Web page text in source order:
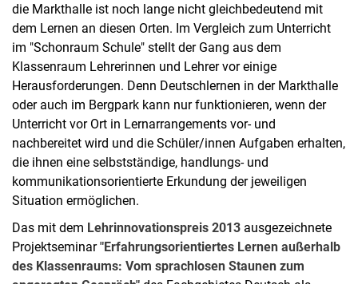
SeiteneinsteigerInnen
„ich-will-deutsch lernen“ mit UMF
Abgeschlossene Projekte
die Markthalle ist noch lange nicht gleichbedeutend mit
dem Lernen an diesen Orten. Im Vergleich zum Unterricht
im "Schonraum Schule" stellt der Gang aus dem
Klassenraum Lehrerinnen und Lehrer vor einige
Herausforderungen. Denn Deutschlernen in der Markthalle
oder auch im Bergpark kann nur funktionieren, wenn der
Unterricht vor Ort in Lernarrangements vor- und
nachbereitet wird und die Schüler/innen Aufgaben erhalten,
die ihnen eine selbstständige, handlungs- und
kommunikationsorientierte Erkundung der jeweiligen
Situation ermöglichen.
Das mit dem Lehrinnovationspreis 2013 ausgezeichnete
Projektseminar"Erfahrungsorientiertes Lernen außerhalb
des Klassenraums: Vom sprachlosen Staunen zum